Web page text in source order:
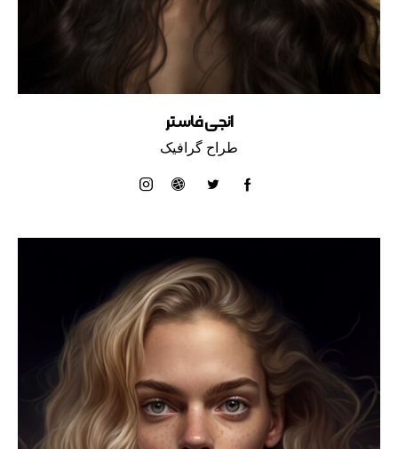
انجی فاستر
طراح گرافیک